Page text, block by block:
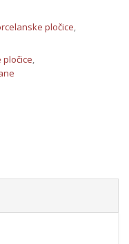
pločice,
pločice,